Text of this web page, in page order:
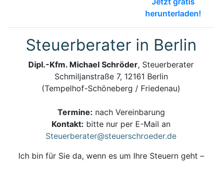
herunterladen!
Steuerberater in Berlin
Dipl.-Kfm. Michael Schröder, Steuerberater
Schmiljanstraße 7, 12161 Berlin
(Tempelhof-Schöneberg / Friedenau)
Termine: nach Vereinbarung
Kontakt: bitte nur per E-Mail an
Steuerberater@steuerschroeder.de
Ich bin für Sie da, wenn es um Ihre Steuern geht –